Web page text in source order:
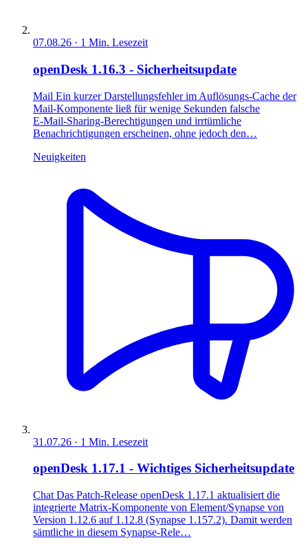
07.08.26 · 1 Min. Lesezeit
openDesk 1.16.3 - Sicherheitsupdate
Mail Ein kurzer Darstellungsfehler im Auflösungs‑Cache der
Mail‑Komponente ließ für wenige Sekunden falsche
E‑Mail‑Sharing‑Berechtigungen und irrtümliche
Benachrichtigungen erscheinen, ohne jedoch den…
Neuigkeiten
31.07.26 · 1 Min. Lesezeit
openDesk 1.17.1 - Wichtiges Sicherheitsupdate
Chat Das Patch‑Release openDesk 1.17.1 aktualisiert die
integrierte Matrix‑Komponente von Element/Synapse von
Version 1.12.6 auf 1.12.8 (Synapse 1.157.2). Damit werden
sämtliche in diesem Synapse‑Rele…